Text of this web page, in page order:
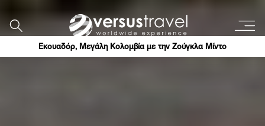
Εκουαδόρ, Μεγάλη Κολομβία με την Ζούγκλα Μίντο